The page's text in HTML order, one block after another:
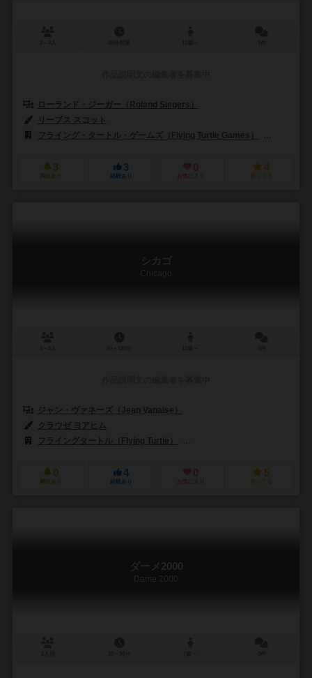
ローランド・ジーガー（Roland Siegers）
リーブス スコット
フライング・タートル・ゲームズ（Flying Turtle Games）
3
興味あり
3
経験あり
0
お気に入り
4
持ってる
シカゴ
Chicago
ジャン・ヴァネーズ（Jean Vanaise）
クラウゼ ヨアヒム
フライングタートル（Flying Turtle）
0
興味あり
4
経験あり
0
お気に入り
5
持ってる
ダーメ2000
Dame 2000